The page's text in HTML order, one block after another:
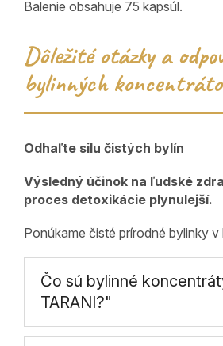
Balenie obsahuje 75 kapsúl.
Dôležité otázky a
bylinných
Odhaľte silu čistých bylín
Výsledný účinok na ľudské
proces detoxikácie plynulejší.
Ponúkame čisté prírodné bylinky v
Čo sú bylinné
TARANI?"